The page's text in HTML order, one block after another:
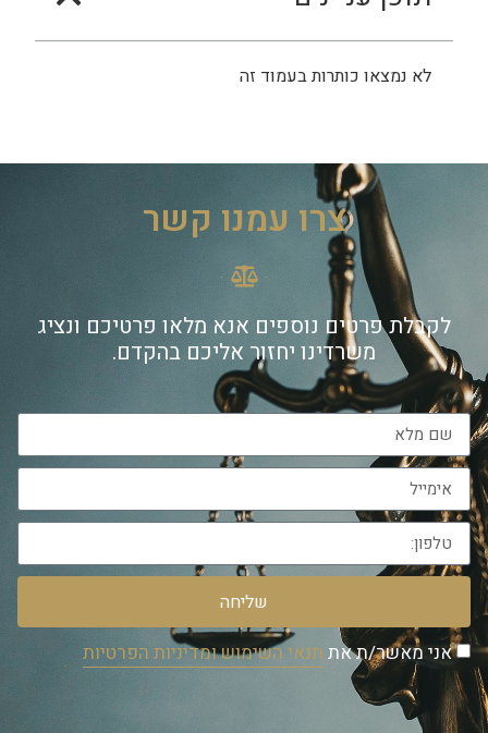
לא נמצאו כותרות בעמוד זה
צרו עמנו קשר
לקבלת פרטים נוספים אנא מלאו פרטיכם ונציג
משרדינו יחזור אליכם בהקדם.
אני מאשר/ת את תנאי השימוש ומדיניות הפרטיות
שליחה